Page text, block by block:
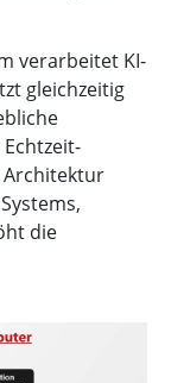
verarbeitet KI-
gleichzeitig
die